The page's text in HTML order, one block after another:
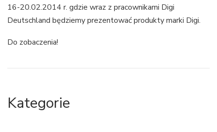
16-20.02.2014 r. gdzie wraz z pracownikami Digi
Deutschland będziemy prezentować produkty marki Digi.
Do zobaczenia!
Kategorie